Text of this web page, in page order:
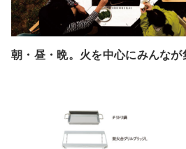
朝・昼・晩。火を中心にみんなが